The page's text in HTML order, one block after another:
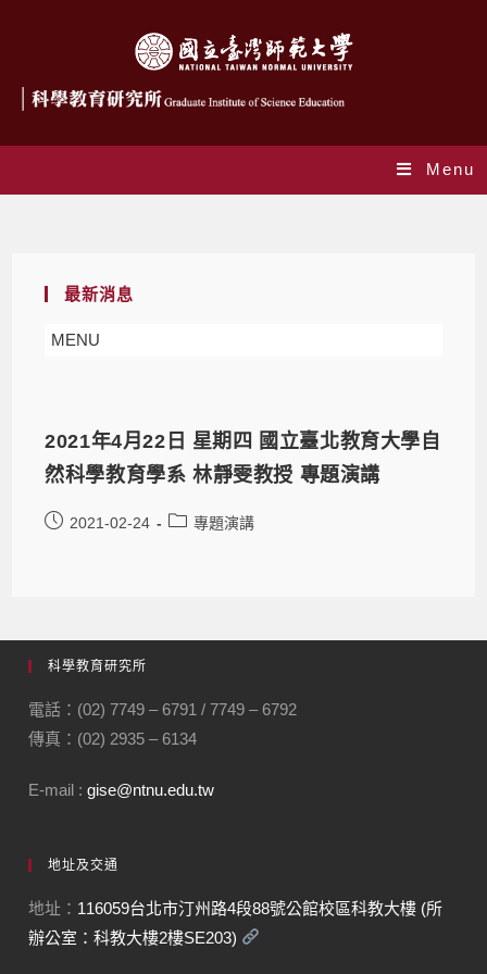
Menu
最新消息
MENU
2021年4月22日 星期四 國立臺北教育大學自
然科學教育學系 林靜雯教授 專題演講
2021-02-24 專題演講
科學教育研究所
電話：(02) 7749 – 6791 / 7749 – 6792
傳真：(02) 2935 – 6134
E-mail :gise@ntnu.edu.tw
地址及交通
地址： 116059台北市汀州路4段88號公館校區科教大樓 (所
辦公室：科教大樓2樓SE203)